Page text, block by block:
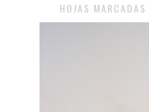
HOJAS